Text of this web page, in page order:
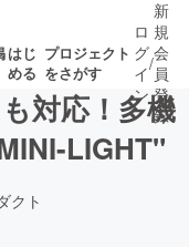
はじ
める
プロジェクト
をさがす
了が近いプ
クト
ロ
グ
イ
ン
/
新
規
会
員
登
録
対応！多機
LIGHT"
クト